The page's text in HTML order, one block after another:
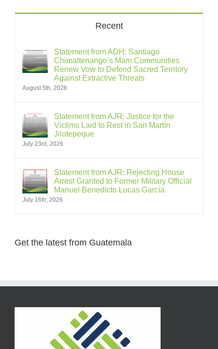
Recent
Statement from ADH: Santiago
Chimaltenango’s Mam Communities
Renew Vow to Defend Sacred Territory
Against Extractive Threats
August 5th, 2026
Statement from AJR: Justice for the
Victims Laid to Rest in San Martín
Jilotepeque
July 23rd, 2026
Statement from AJR: Rejecting House
Arrest Granted to Former Military Official
Manuel Benedicto Lucas García
July 16th, 2026
Get the latest from Guatemala